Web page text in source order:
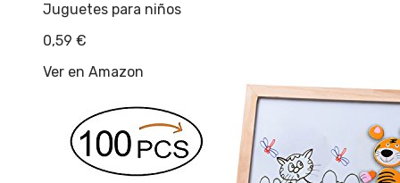
Juguetes para niños
0,59 €
Ver en Amazon